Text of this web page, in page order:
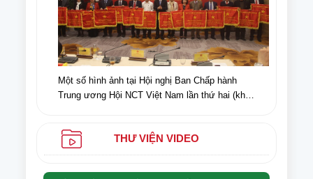
Một số hình ảnh tại Hội nghị Ban Chấp hành
Trung ương Hội NCT Việt Nam lần thứ hai (khóa
THƯ VIỆN VIDEO